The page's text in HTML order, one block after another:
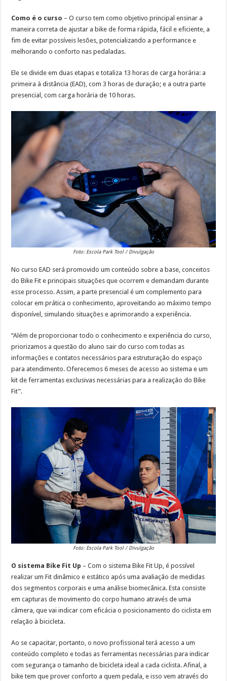
Como é o curso – O curso tem como objetivo principal ensinar a
maneira correta de ajustar a bike de forma rápida, fácil e eficiente, a
fim de evitar possíveis lesões, potencializando a performance e
melhorando o conforto nas pedaladas.
Ele se divide em duas etapas e totaliza 13 horas de carga horária: a
primeira à distância (EAD), com 3 horas de duração; e a outra parte
presencial, com carga horária de 10 horas.
Foto: Escola Park Tool / Divulgação
No curso EAD será promovido um conteúdo sobre a base, conceitos
do Bike Fit e principais situações que ocorrem e demandam durante
esse processo. Assim, a parte presencial é um complemento para
colocar em prática o conhecimento, aproveitando ao máximo tempo
disponível, simulando situações e aprimorando a experiência.
“Além de proporcionar todo o conhecimento e experiência do curso,
priorizamos a questão do aluno sair do curso com todas as
informações e contatos necessários para estruturação do espaço
para atendimento. Oferecemos 6 meses de acesso ao sistema e um
kit de ferramentas exclusivas necessárias para a realização do Bike
Fit”.
Foto: Escola Park Tool / Divulgação
O sistema Bike Fit Up – Com o sistema Bike Fit Up, é possível
realizar um Fit dinâmico e estático após uma avaliação de medidas
dos segmentos corporais e uma análise biomecânica. Esta consiste
em capturas de movimento do corpo humano através de uma
câmera, que vai indicar com eficácia o posicionamento do ciclista em
relação à bicicleta.
Ao se capacitar, portanto, o novo profissional terá acesso a um
conteúdo completo e todas as ferramentas necessárias para indicar
com segurança o tamanho de bicicleta ideal a cada ciclista. Afinal, a
bike tem que prover conforto a quem pedala, e isso vem através do